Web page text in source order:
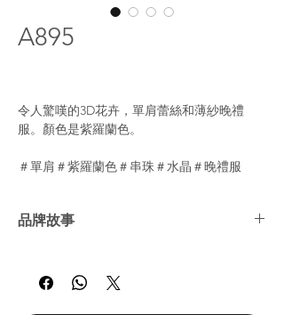
A895
令人驚嘆的3D花卉，單肩蕾絲和薄紗晚禮
服。顏色是紫羅蘭色。
＃單肩＃紫羅蘭色＃串珠＃水晶＃晚禮服
品牌故事
牌，其特色是別緻的晚禮服和精緻的細節。
Andrea＆Leo以實惠的價格提供現代，耳目一